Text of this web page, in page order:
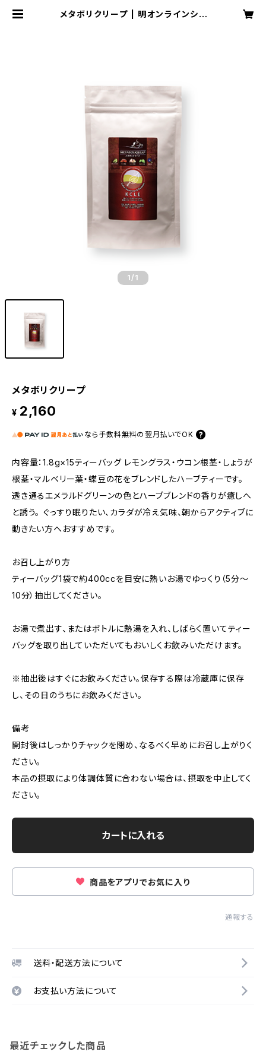
メタボリクリープ | 明オンラインショ
1 /1
メタボリクリープ
¥ 2,160
なら 手数料無料の 翌月払いでOK
内容量：1.8g×15ティーバッグ レモングラス・ウコン根茎・しょうが
根茎・マルベリー葉・蝶豆の花をブレンドしたハーブティーです。
透き通るエメラルドグリーンの色とハーブブレンドの香りが癒しへ
と誘う。 ぐっすり眠りたい、カラダが冷え気味、朝からアクティブに
動きたい方へおすすめです。
お召し上がり方
ティーバッグ1袋で約400ccを目安に熱いお湯でゆっくり（5分～
10分）抽出してください。
お湯で煮出す、またはボトルに熱湯を入れ、しばらく置いてティー
バッグを取り出していただいてもおいしくお飲みいただけます。
※抽出後はすぐにお飲みください。保存する際は冷蔵庫に保存
し、その日のうちにお飲みください。
備考
開封後はしっかりチャックを閉め、なるべく早めにお召し上がりく
ださい。
本品の摂取により体調体質に合わない場合は、摂取を中止してく
ださい。
カートに入れる
商品をアプリでお気に入り
通報する
送料・配送方法について
お支払い方法について
最近チェックした商品